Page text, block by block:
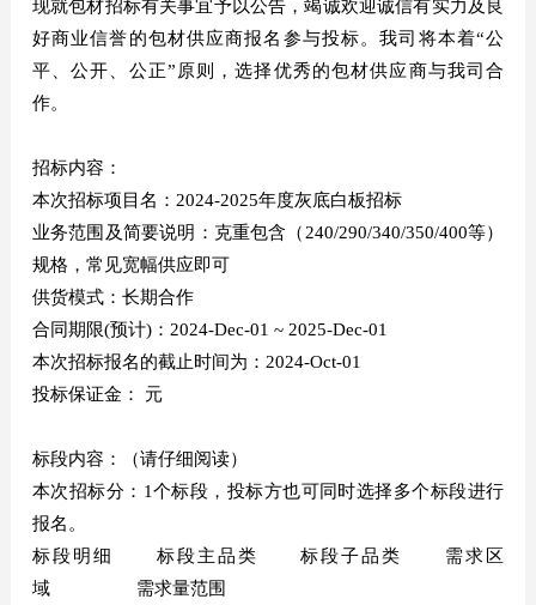
现就包材招标有关事宜予以公告，竭诚欢迎诚信有实力及良
好商业信誉的包材供应商报名参与投标。我司将本着“公
平、公开、公正”原则，选择优秀的包材供应商与我司合
作。
招标内容：
本次招标项目名：2024-2025年度灰底白板招标
业务范围及简要说明：克重包含（240/290/340/350/400等）
规格，常见宽幅供应即可
供货模式：长期合作
合同期限(预计)：2024-Dec-01 ~ 2025-Dec-01
本次招标报名的截止时间为：2024-Oct-01
投标保证金： 元
标段内容：（请仔细阅读）
本次招标分：1个标段，投标方也可同时选择多个标段进行
报名。
标段明细 标段主品类 标段子品类 需求区
域 需求量范围